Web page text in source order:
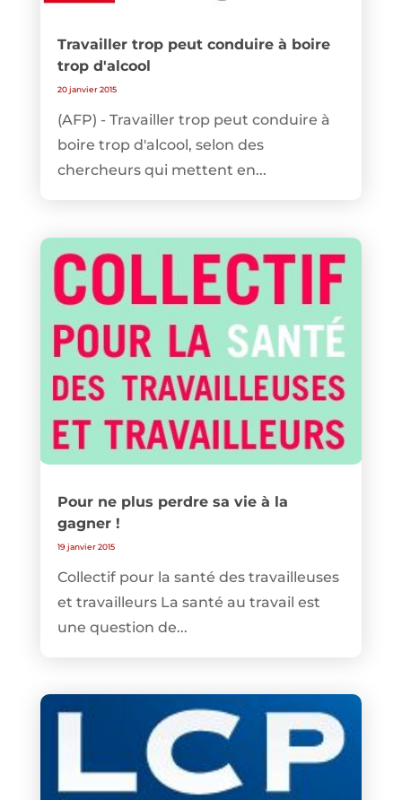
Travailler trop peut conduire à boire
trop d'alcool
20 janvier 2015
(AFP) - Travailler trop peut conduire à
boire trop d'alcool, selon des
chercheurs qui mettent en...
Pour ne plus perdre sa vie à la
gagner !
19 janvier 2015
Collectif pour la santé des travailleuses
et travailleurs La santé au travail est
une question de...